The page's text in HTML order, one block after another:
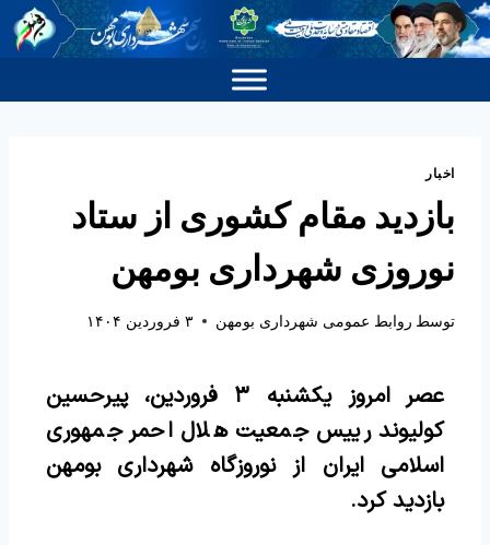
اخبار
بازدید مقام کشوری از ستاد
نوروزی شهرداری بومهن
توسط روابط عمومی شهرداری بومهن ۳ فروردین ۱۴۰۴
عصر امروز یکشنبه ۳ فروردین، پیرحسین
کولیوند رییس جمعیت هلال احمر جمهوری
اسلامی ایران از نوروزگاه شهرداری بومهن
بازدید کرد.